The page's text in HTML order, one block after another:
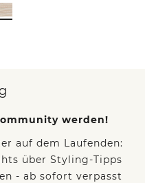
werden!
auf dem Laufenden:
über Styling-Tipps
- ab sofort verpasst